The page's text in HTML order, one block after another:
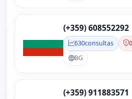
(+359) 608552292
630consultas
BG
(+359) 911883571